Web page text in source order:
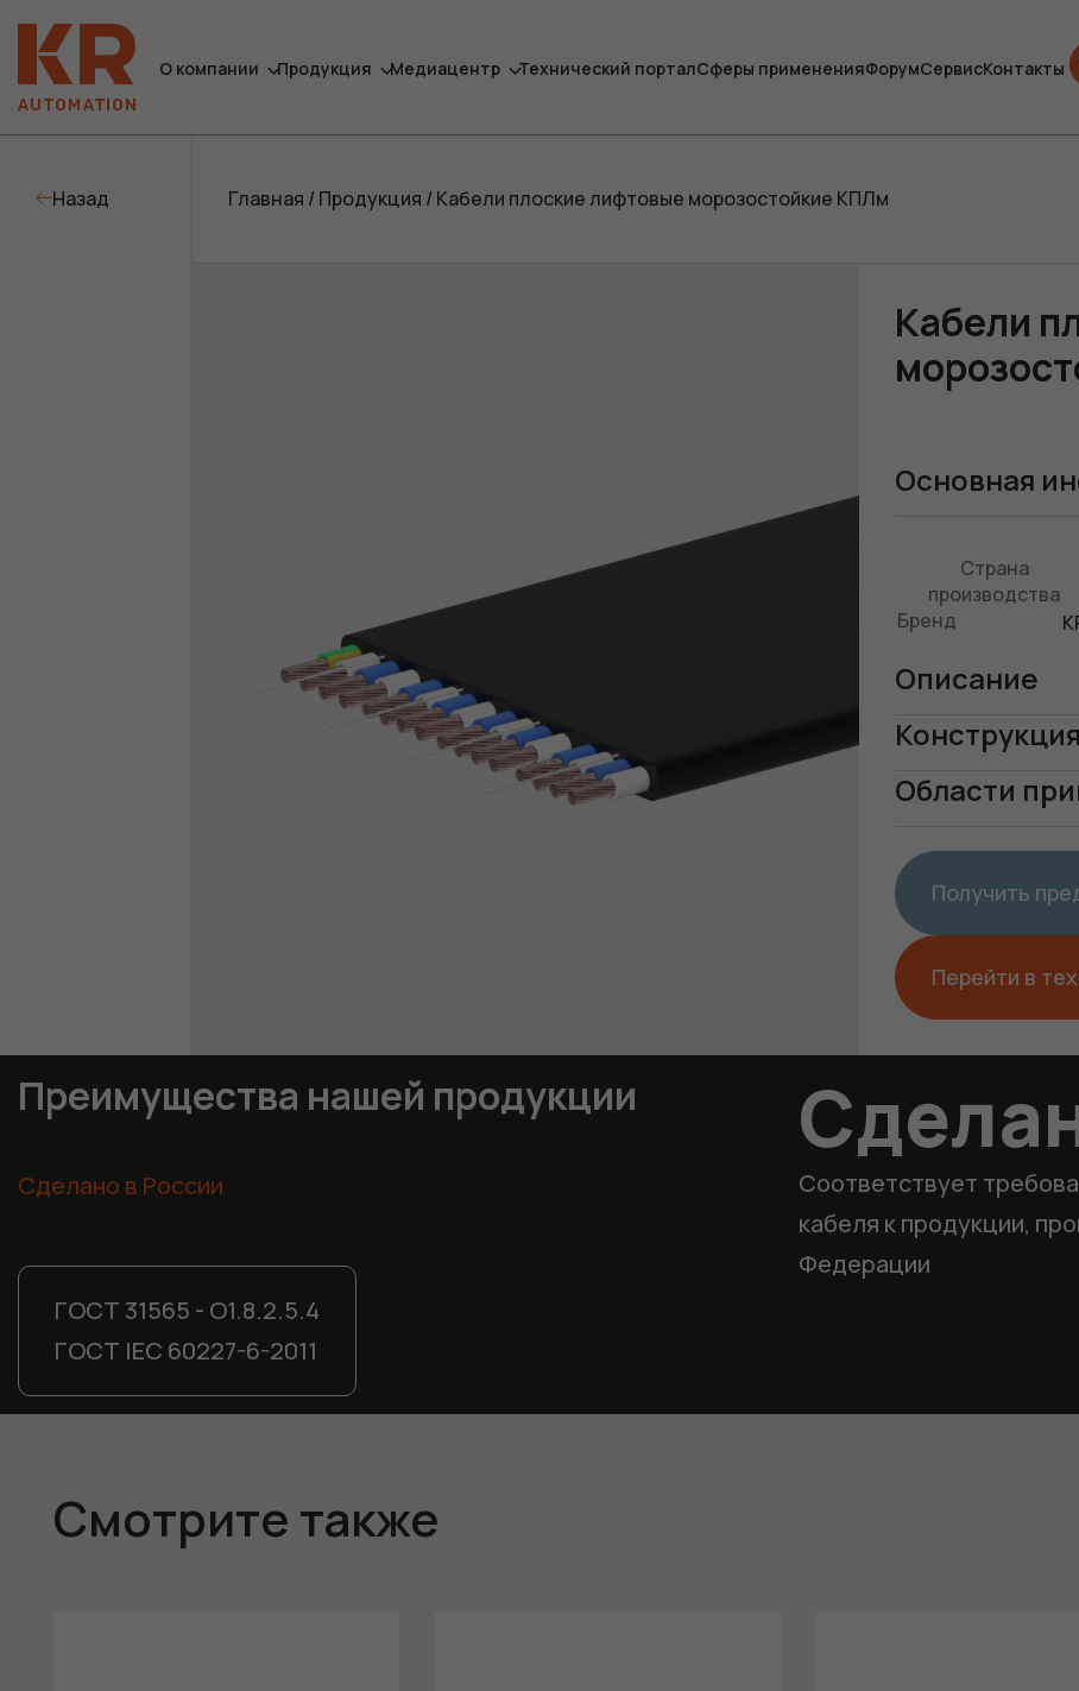
О компании Продукция Медиацентр Технический порталСферы примененияФорумСервисКонтакты
Назад Главная /Продукция /Кабели плоские лифтовые морозостойкие КПЛм
Кабели
Основная
Страна
производства
Бренд
Описание
Конструкция
Области
Получить
Перейти в
Преимущества нашей продукции
Сделано в России
ГОСТ 31565 - О1.8.2.5.4
ГОСТ IEC 60227-6-2011
Соответствует
кабеля к продукции,
Федерации
Смотрите также